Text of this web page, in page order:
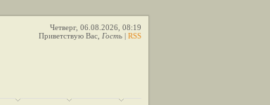
Четверг, 06.08.2026, 08:19
Приветствую Вас Гость | RSS